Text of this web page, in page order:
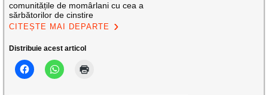
comunitățile de momârlani cu cea a
sărbătorilor de cinstire
CITEȘTE MAI DEPARTE
Distribuie acest articol